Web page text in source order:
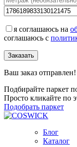
я соглашаюсь на
соглашаюсь с
Заказать
Ваш заказ отправлен!
Подбирайте паркет
Просто кликайте по
Подобрать паркет
Блог
Каталог